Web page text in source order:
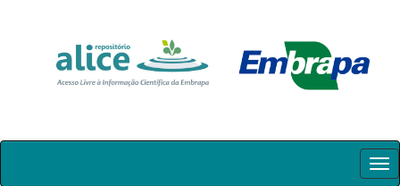
Skip